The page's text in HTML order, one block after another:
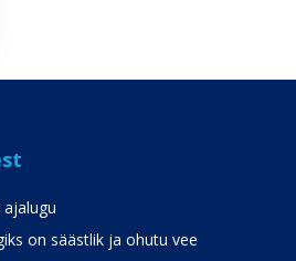
on säästlik ja ohutu vee